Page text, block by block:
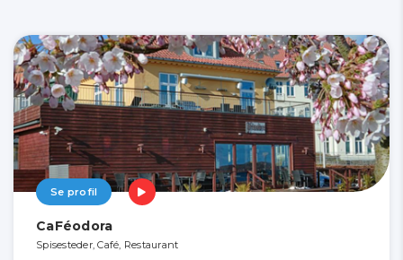
Se profil
CaFéodora
Spisesteder, Café, Restaurant